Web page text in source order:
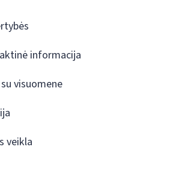
informacija
visuomene
veikla